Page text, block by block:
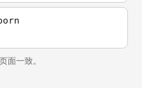
面一致。